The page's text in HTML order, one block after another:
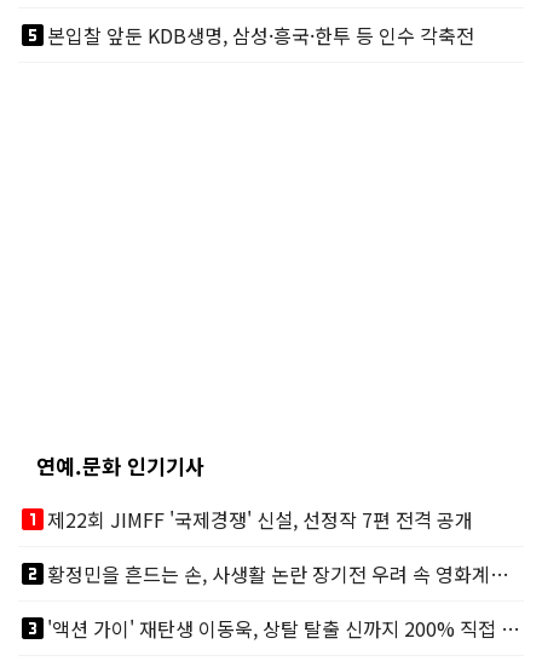
looks_5본입찰 앞둔 KDB생명, 삼성·흥국·한투 등 인수 각축전
연예.문화 인기기사
looks_one제22회 JIMFF '국제경쟁' 신설, 선정작 7편 전격 공개
looks_two
황정민을 흔드는 손, 사생활 논란 장기전 우려 속 영화계도 리스크
looks_3
'액션 가이' 재탄생 이동욱, 상탈 탈출 신까지 200% 직접 소화